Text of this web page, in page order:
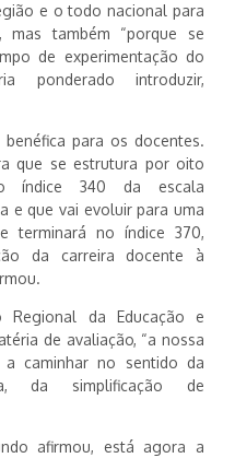
e o todo nacional para
mas também “porque se
de experimentação do
ponderado introduzir,
para os docentes.
que se estrutura por oito
índice 340 da escala
e que vai evoluir para uma
terminará no índice 370,
da carreira docente à
da Educação e
de avaliação, “a nossa
caminhar no sentido da
da simplificação de
afirmou, está agora a